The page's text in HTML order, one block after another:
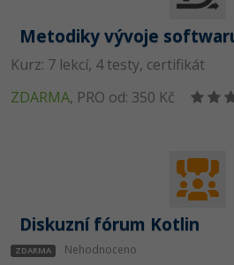
Metodiky vývoje
Kurz: 7 lekcí, 4 testy, certifikát
ZDARMA, PRO od: 350 Kč
Diskuzní fórum Kotlin
ZDARMA Nehodnoceno